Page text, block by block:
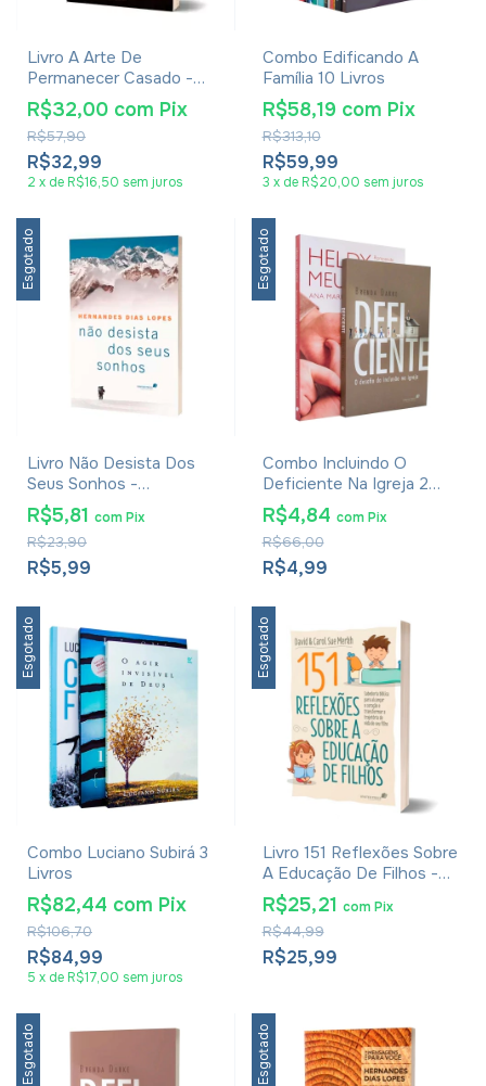
Livro A Arte De
Permanecer Casado -
Jaime Kemp
R$32,99
R$57,90
R$32,00 com Pix
2 x de R$16,50 sem juros
Combo Edificando A
Família 10 Livros
R$59,99
R$313,10
R$58,19 com Pix
3 x de R$20,00 sem juros
Esgotado
Livro Não Desista Dos
Seus Sonhos -
Hernandes Dias Lopes
R$5,99
R$23,90
R$5,81 comPix
Esgotado
Combo Incluindo O
Deficiente Na Igreja 2
Livros
R$4,99
R$66,00
R$4,84 com Pix
Esgotado
Combo Luciano Subirá 3
Livros
R$84,99
R$106,70
R$82,44 com Pix
5 x de R$17,00 sem juros
Esgotado
Livro 151 Reflexões Sobre
A Educação De Filhos -
David E Carol Sue Merkh
R$25,99
R$44,99
R$25,21 com Pix
Esgotado Esgotado